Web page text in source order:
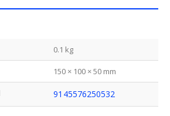
0.1 kg
150 × 100 × 50 mm
9145576250532